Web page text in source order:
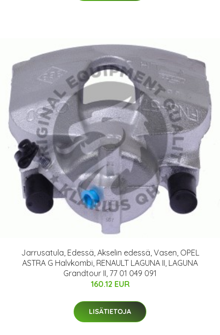
Jarrusatula, Edessä, Akselin edessä, Vasen, OPEL
ASTRA G Halvkombi, RENAULT LAGUNA II, LAGUNA
Grandtour II, 77 01 049 091
160.12 EUR
LISÄTIETOJA